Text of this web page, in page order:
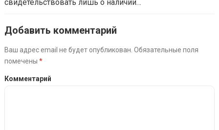
свидетельствовать лишь о наличии…
Добавить комментарий
Ваш адрес email не будет опубликован. Обязательные поля
помечены *
Комментарий